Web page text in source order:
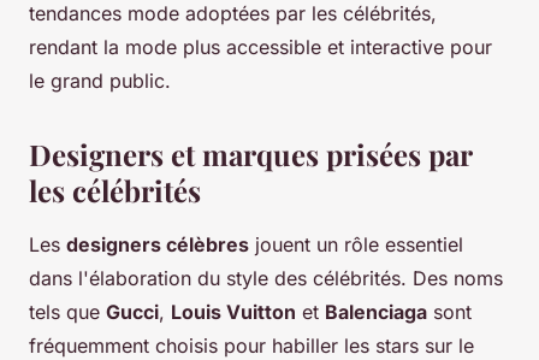
tendances mode adoptées par les célébrités,
rendant la mode plus accessible et interactive pour
le grand public.
Designers et marques prisées par
les célébrités
Les designers célèbres jouent un rôle essentiel
dans l'élaboration du style des célébrités. Des noms
tels que Gucci, Louis Vuitton et Balenciaga sont
fréquemment choisis pour habiller les stars sur le